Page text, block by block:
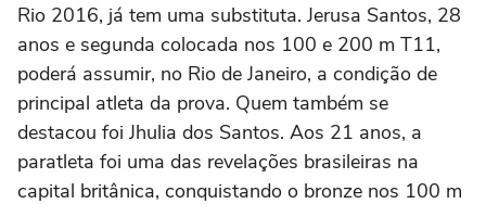
Rio 2016, já tem uma substituta. Jerusa Santos, 28
anos e segunda colocada nos 100 e 200 m T11,
poderá assumir, no Rio de Janeiro, a condição de
principal atleta da prova. Quem também se
destacou foi Jhulia dos Santos. Aos 21 anos, a
paratleta foi uma das revelações brasileiras na
capital britânica, conquistando o bronze nos 100 m